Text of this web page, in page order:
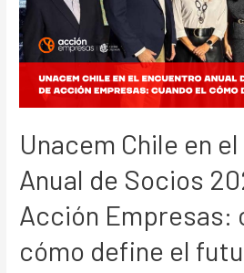
Unacem Chile en
Anual de Socios
Acción Empresas:
cómo define el